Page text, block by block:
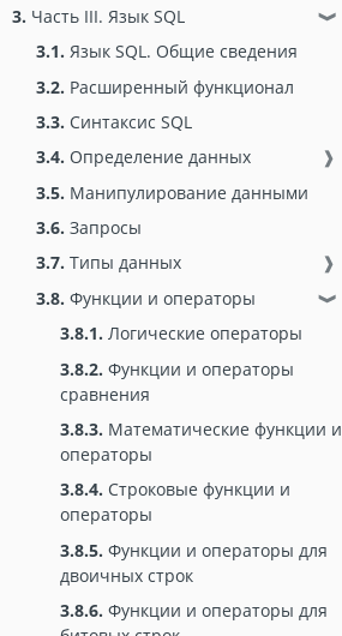
3. Часть III. Язык SQL ❱
3.1. Язык SQL. Общие сведения
3.2. Расширенный функционал
3.3. Синтаксис SQL
3.4. Определение данных
❱
3.5. Манипулирование данными
3.6. Запросы
3.7. Типы данных
❱
3.8. Функции и операторы ❱
3.8.1. Логические операторы
3.8.2. Функции и операторы
сравнения
3.8.3. Математические функции и
операторы
3.8.4. Строковые функции и
операторы
3.8.5. Функции и операторы для
двоичных строк
3.8.6. Функции и операторы для